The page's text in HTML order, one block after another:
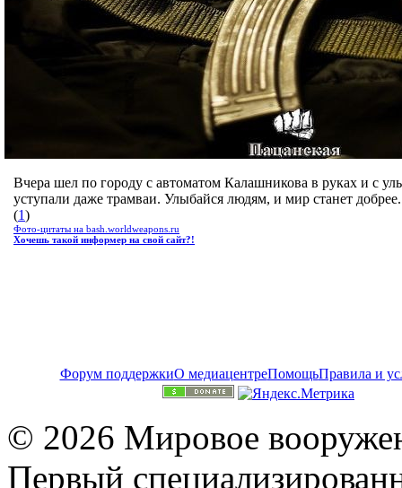
Вчера шел по городу с автоматом Калашникова в руках и с
уступали даже трамваи. Улыбайся людям, и мир станет добрее.
(1)
Фото-цитаты на bash.worldweapons.ru
Хочешь такой информер на свой сайт?!
Форум поддержкиО медиацентреПомощьПравила и
© 2026 Мировое
Первый